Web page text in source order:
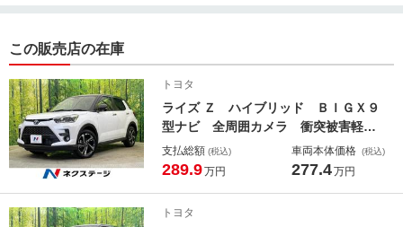
いませ。しっかり対応させて頂きますので、今後ともよろしくお願い致しま
この販売店の在庫
トヨタ
ライズ Ｚ ハイブリッド ＢＩＧＸ９
型ナビ 全周囲カメラ 衝突被害軽
減 アダプティブクルーズ ブライン
ドスポットモニター 禁煙車 シート
支払総額 (税込)
289.9万円
車両本体価格 (税込)
277.4万円
トヨタ